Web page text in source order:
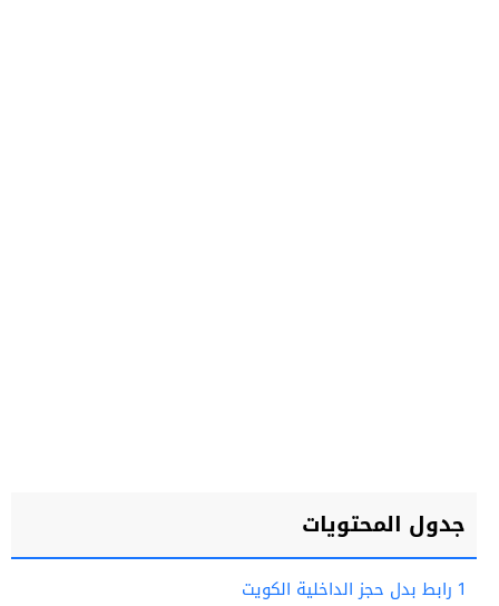
جدول المحتويات
1 رابط بدل حجز الداخلية الكويت